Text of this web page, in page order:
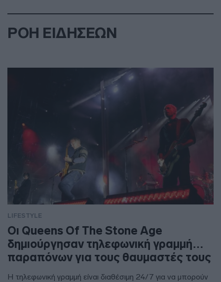
ΡΟΗ ΕΙΔΗΣΕΩΝ
LIFESTYLE
Οι Queens Of The Stone Age
δημιούργησαν τηλεφωνική γραμμή…
παραπόνων για τους θαυμαστές τους
Η τηλεφωνική γραμμή είναι διαθέσιμη 24/7 για να μπορούν